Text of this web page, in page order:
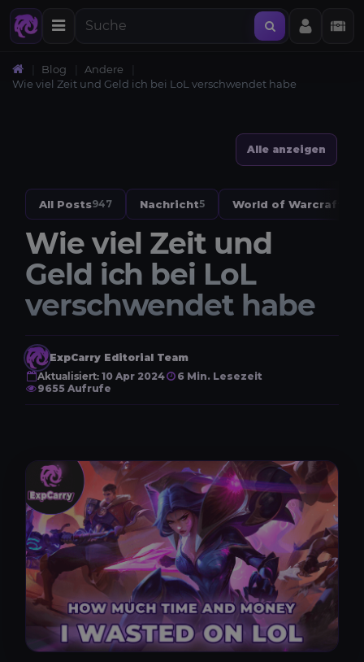
Blog
Andere
Wie viel Zeit und Geld ich bei LoL verschwendet habe
Alle anzeigen
All Posts947 Nachricht5 World of Warcraft
Wie viel Zeit und
Geld ich bei LoL
verschwendet habe
ExpCarry Editorial Team
Aktualisiert: 10 Apr 2024
6 Min. Lesezeit
9655 Aufrufe